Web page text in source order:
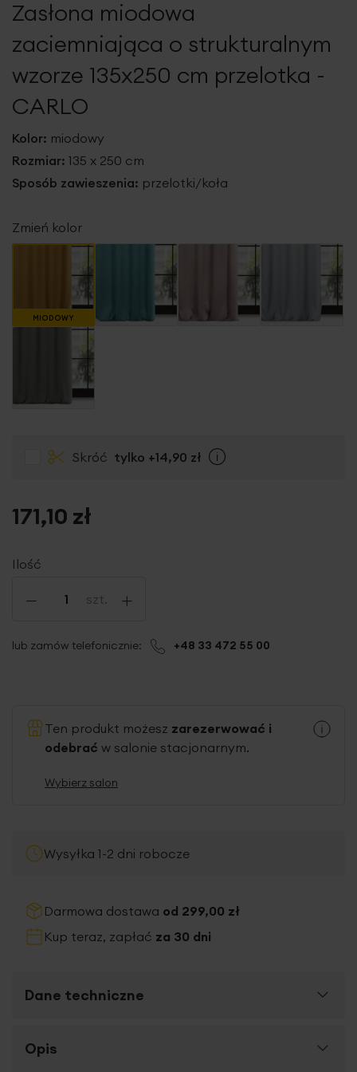
galerii
Zasłona miodowa
zaciemniająca o strukturalnym
wzorze 135x250 cm przelotka -
CARLO
Kolor: miodowy
Rozmiar: 135 x 250 cm
Sposób zawieszenia: przelotki/koła
Zmień kolor
MIODOWY
Skróć tylko +14,90 zł
Ilość
- szt. +
171,10 zł
lub zamów telefonicznie: +48 33 472 55 00
Ten produkt możesz zarezerwować i
odebrać w salonie stacjonarnym.
Wybierz salon
Wysyłka 1-2 dni robocze
Darmowa dostawa od 299,00 zł
Kup teraz, zapłać za 30 dni
Dane techniczne
Więcej
informacji
SKU
Opis